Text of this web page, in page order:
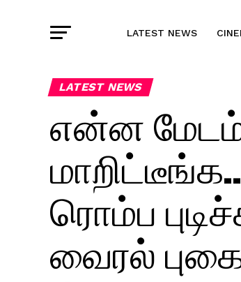
LATEST NEWS
LATEST NEWS
என்ன மேடம்
ரொம்ப
வைரல்